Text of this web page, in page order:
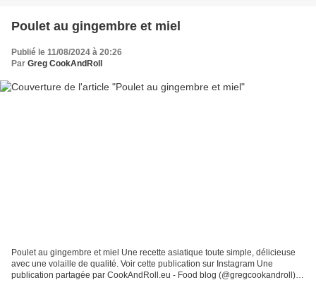
Poulet au gingembre et miel
Publié le 11/08/2024 à 20:26
Par Greg CookAndRoll
Poulet au gingembre et miel Une recette asiatique toute simple, délicieuse
avec une volaille de qualité. Voir cette publication sur Instagram Une
publication partagée par CookAndRoll.eu - Food blog (@gregcookandroll)